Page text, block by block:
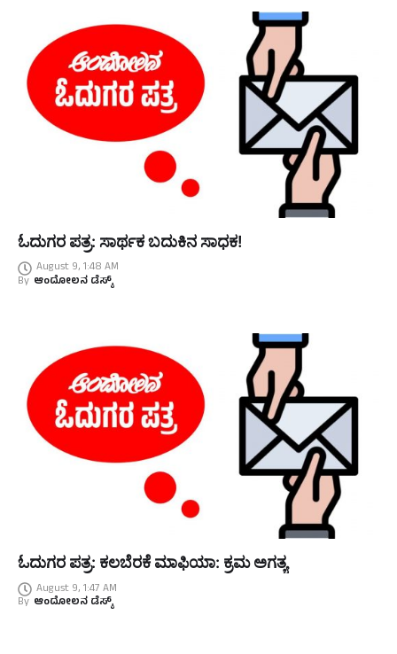
ಓದುಗರ ಪತ್ರ: ಸಾರ್ಥಕ ಬದುಕಿನ ಸಾಧಕ!
August 9, 1:48 AM
By ಆಂದೋಲನ ಡೆಸ್ಕ್
ಓದುಗರ ಪತ್ರ: ಕಲಬೆರಕೆ ಮಾಫಿಯಾ: ಕ್ರಮ ಅಗತ್ಯ
August 9, 1:47 AM
By ಆಂದೋಲನ ಡೆಸ್ಕ್